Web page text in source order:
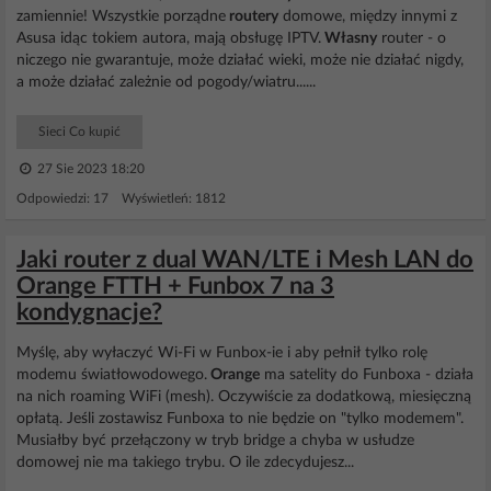
zamiennie! Wszystkie porządne routery domowe, między innymi z
Asusa idąc tokiem autora, mają obsługę IPTV. Własny router - o
niczego nie gwarantuje, może działać wieki, może nie działać nigdy,
a może działać zależnie od pogody/wiatru......
Sieci Co kupić
27 Sie 2023 18:20
Odpowiedzi: 17 Wyświetleń: 1812
Jaki router z dual WAN/LTE i Mesh LAN do
Orange FTTH + Funbox 7 na 3
kondygnacje?
Myślę, aby wyłaczyć Wi-Fi w Funbox-ie i aby pełnił tylko rolę
modemu światłowodowego. Orange ma satelity do Funboxa - działa
na nich roaming WiFi (mesh). Oczywiście za dodatkową, miesięczną
opłatą. Jeśli zostawisz Funboxa to nie będzie on "tylko modemem".
Musiałby być przełączony w tryb bridge a chyba w usłudze
domowej nie ma takiego trybu. O ile zdecydujesz...